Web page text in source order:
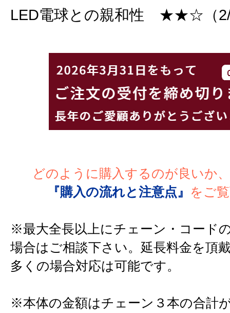
LED電球との親和性 ★★☆（
どのように購入するのが良いか
『購入の流れと注意点』
をご
※最大全長以上にチェーン・コード
場合はご相談下さい。延長料金を頂
多くの場合対応は可能です。
※本体の金額はチェーン３本の合計